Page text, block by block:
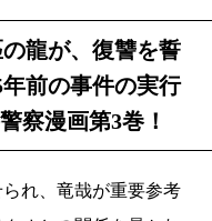
龍が、復讐を誓
前の事件の実行
察漫画第3巻！
れ、竜哉が重要参考